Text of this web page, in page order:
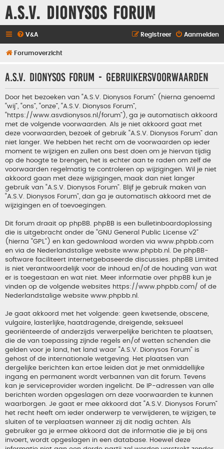
A.S.V. Dionysos Forum
V&A Aanmelden
Registreer
Forumoverzicht
A.S.V. Dionysos Forum - Gebruikersvoorwaarden
Door het bezoeken van “A.S.V. Dionysos Forum” (hierna genoemd
“wij”, “ons”, “onze”, “A.S.V. Dionysos Forum”,
“https://www.asvdionysos.nl/forum”), ga je automatisch akkoord
met de volgende voorwaarden. Als je niet akkoord gaat met
deze voorwaarden, bezoek of gebruik “A.S.V. Dionysos Forum” dan
niet langer. We hebben het recht om de voorwaarden op ieder
moment te wijzigen en zullen ons best doen om je hiervan tijdig
op de hoogte te brengen, het is echter aan te raden om zelf de
voorwaarden regelmatig te controleren op wijzigingen. Wil je niet
akkoord gaan met deze wijzigingen, maak dan niet langer
gebruik van “A.S.V. Dionysos Forum”. Blijf je gebruik maken van
“A.S.V. Dionysos Forum”, dan ga je automatisch akkoord met de
wijzigingen en of toevoegingen.
Dit forum draait op phpBB. phpBB is een bulletinboardoplossing
die is uitgebracht onder de “GNU General Public License v2”
(hierna “GPL”) en kan gedownload worden via www.phpbb.com
en via de Nederlandstalige website www.phpbb.nl . De phpBB-
software faciliteert internetgebaseerde discussies. phpBB Limited
is niet verantwoordelijk voor de inhoud en/of de houding van wat
er is toegestaan en wat niet. Meer informatie over phpBB kun je
vinden op de volgende websites https://www.phpbb.com/ of de
Nederlandstalige website www.phpbb.nl .
Je gaat akkoord met het volgende: geen kwetsende, obscene,
vulgaire, lasterlijke, haatdragende, dreigende, seksueel
georiënteerde of anderzijds verwerpelijke berichten te plaatsen,
die de van toepassing zijnde regels en/of wetten schenden die
gelden voor je land, het land waar “A.S.V. Dionysos Forum” is
gehost of de internationale wetgeving. Het plaatsen van
dergelijke berichten kan ertoe leiden dat je met onmiddellijke
ingang en permanent wordt verbannen van dit forum. Tevens
kan je serviceprovider worden ingelicht. De IP-adressen van alle
berichten worden opgeslagen om deze voorwaarden te kunnen
waarborgen. Je gaat er mee akkoord dat “A.S.V. Dionysos Forum”
het recht heeft om ieder onderwerp te verwijderen, te wijzigen, te
sluiten of te verplaatsen wanneer zij dit nodig achten. Als
gebruiker ga je ermee akkoord dat de informatie die je bij ons
invoert, wordt opgeslagen in een database. Hoewel deze